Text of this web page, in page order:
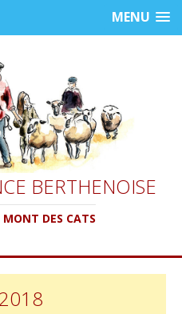
MENU
BERTHENOISE
MONT DES CATS